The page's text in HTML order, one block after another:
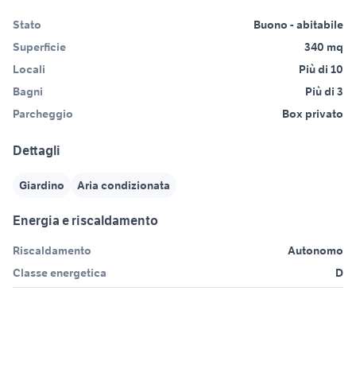
Stato
Buono - abitabile
Superficie
340 mq
Locali
Più di 10
Bagni
Più di 3
Parcheggio
Box privato
Dettagli
Giardino Aria condizionata
Energia e riscaldamento
Riscaldamento
Autonomo
Classe energetica
D